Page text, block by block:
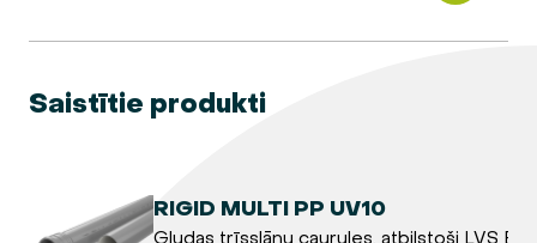
Saistītie produkti
RIGID MULTI PP UV10
Gludas trīsslāņu caurules, atbilstoši LVS EN